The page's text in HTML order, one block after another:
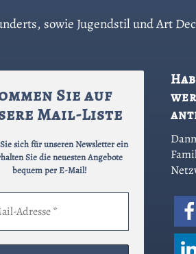
sowie Jugendstil und Art
Sie auf
Mail-Liste
sich für unseren Newsletter ein
Sie die neuesten Angebote
bequem per E-Mail!